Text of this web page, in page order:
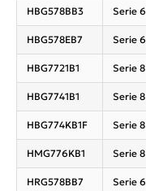
HBG578BB3 Serie 6
HBG578EB7 Serie 6
HBG7721B1 Serie 8
HBG7741B1 Serie 8
HBG774KB1F Serie 8
HMG776KB1 Serie 8
HRG578BB7 Serie 6